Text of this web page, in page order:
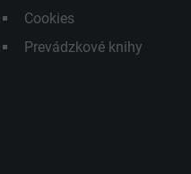
Cookies
Prevádzkové knihy